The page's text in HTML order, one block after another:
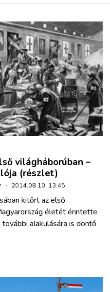
világháborúban –
(részlet)
· 2014.08.10. 13:45
kitört az első
életét érintette
alakulására is döntő